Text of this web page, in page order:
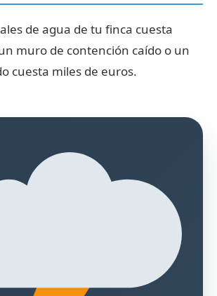
de agua de tu finca cuesta
muro de contención caído o un
cuesta miles de euros.